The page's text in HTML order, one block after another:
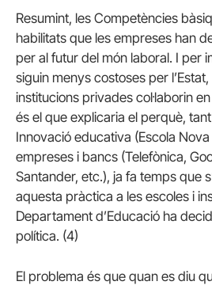
Resumint, les Competències
habilitats que les empreses han
per al futur del món laboral. I per
siguin menys costoses per
institucions privades col·laborin
és el que explicaria el perquè,
Innovació educativa (Escola
empreses i bancs (Telefònica,
Santander, etc.), ja fa temps que
aquesta pràctica a les escoles i
Departament d’Educació ha
política. (4)
El problema és que quan es diu